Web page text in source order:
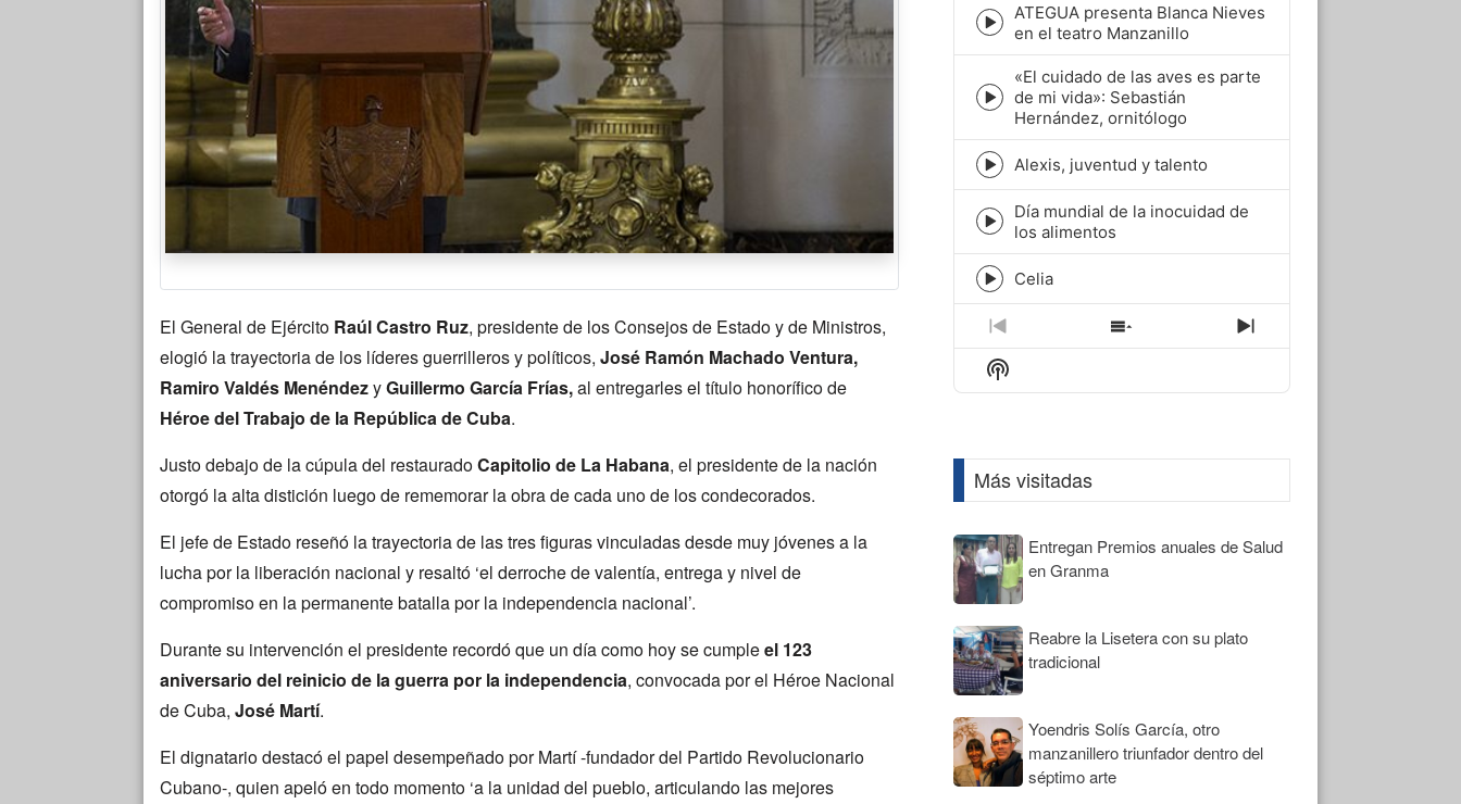
El General de Ejército Raúl Castro Ruz, presidente de los Consejos de Estado y de Ministros,
elogió la trayectoria de los líderes guerrilleros y políticos, José Ramón Machado Ventura,
Ramiro Valdés MenéndezyGuillermo García Frías,al entregarles el título honorífico de
Héroe del Trabajo de la República de Cuba.
Justo debajo de la cúpula del restauradoCapitolio de La Habana, el presidente de la nación
otorgó la alta distición luego de rememorar la obra de cada uno de los condecorados.
El jefe de Estado reseñó la trayectoria de las tres figuras vinculadas desde muy jóvenes a la
lucha por la liberación nacional y resaltó ‘el derroche de valentía, entrega y nivel de
compromiso en la permanente batalla por la independencia nacional’.
Durante su intervención el presidente recordó que un día como hoy se cumpleel 123
aniversario del reinicio de la guerra por la independencia, convocada por el Héroe Nacional
de Cuba, José Martí.
El dignatario destacó el papel desempeñado por Martí -fundador del Partido Revolucionario
Cubano-, quien apeló en todo momento ‘a la unidad del pueblo, articulando las mejores
Episode
play
icon
ATEGUA presenta Blanca Nieves
en el teatro Manzanillo
Episode
play
icon
«El cuidado de las aves es parte
de mi vida»: Sebastián
Hernández, ornitólogo
Episode
play
icon
Alexis, juventud y talento
Episode
play
icon
Día mundial de la inocuidad de
los alimentos
Episode
play
icon
Celia
Previous
Episode
Show
Episodes
Next
Episode
Show
Podcast
Más visitadas
Entregan Premios anuales de Salud
en Granma
Reabre la Lisetera con su plato
tradicional
Yoendris Solís García, otro
manzanillero triunfador dentro del
séptimo arte